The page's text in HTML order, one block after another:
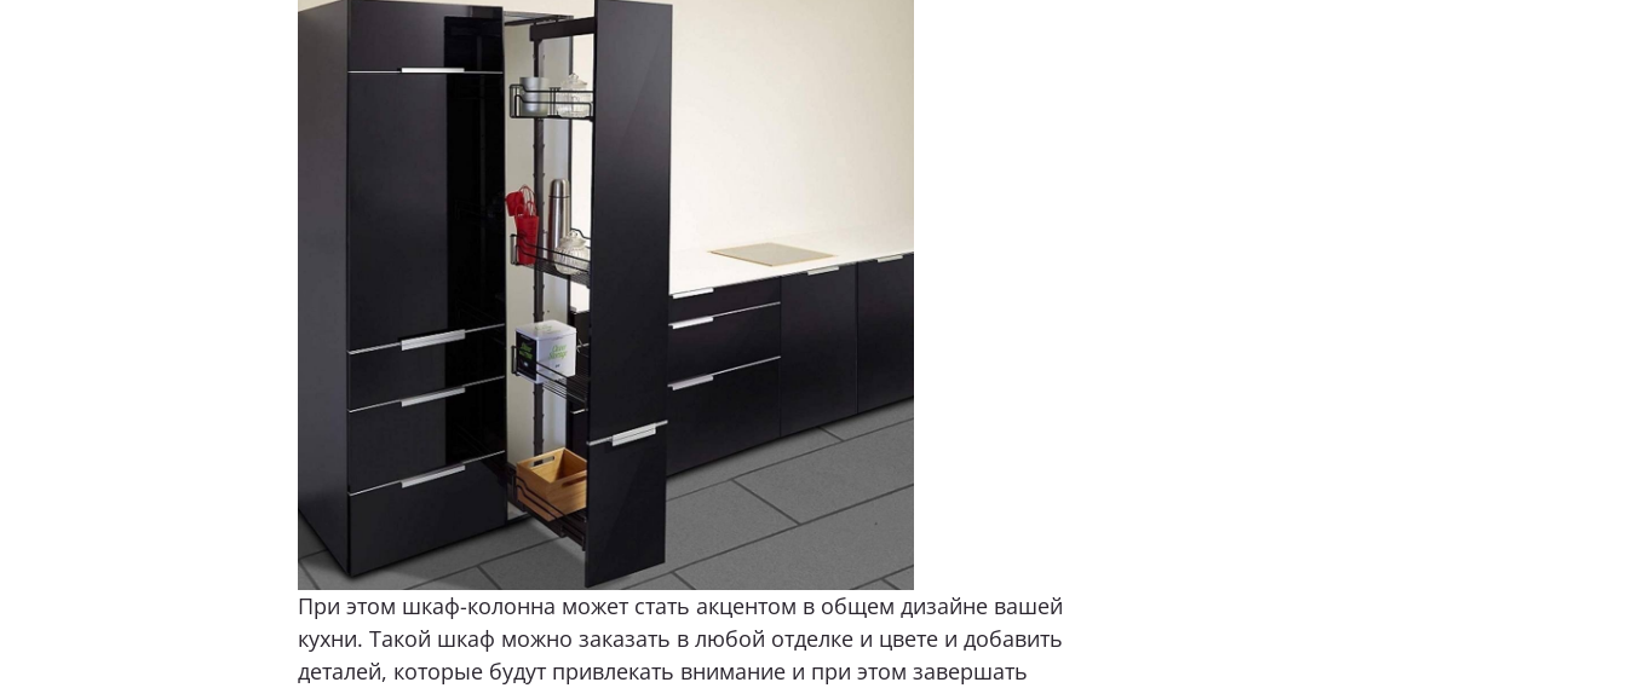
При этом шкаф-колонна может стать акцентом в общем дизайне вашей
кухни. Такой шкаф можно заказать в любой отделке и цвете и добавить
деталей, которые будут привлекать внимание и при этом завершать
Нажимая кнопку «Отправить», я даю свое согласие на обработку моих персональных данных, в
соответствии с Федеральным законом от 27.07.2006 года № 152-ФЗ «О персональных данных», на условиях
и для целей, определенных в